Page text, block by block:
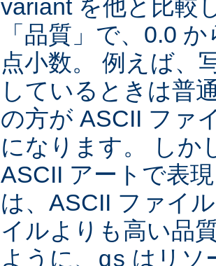
variant を他と比較
「品質」で、0.0
点小数。 例えば、
しているときは普
の方が ASCII ファ
になります。 しか
ASCII アートで表
は、ASCII ファイ
イルよりも高い品
ように、 qs はリソ